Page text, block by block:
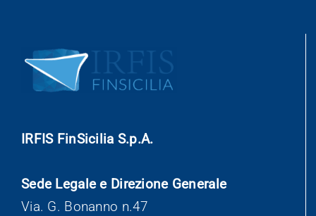
IRFIS FinSicilia S.p.A.
Sede Legale e Direzione Generale
Via. G. Bonanno n.47